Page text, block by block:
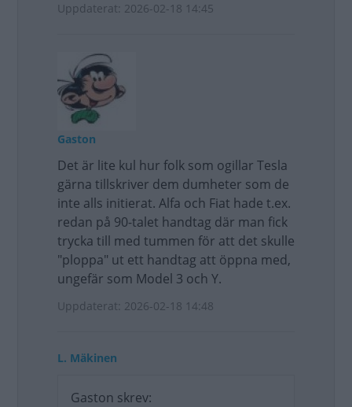
Uppdaterat: 2026-02-18 14:45
Gaston
Det är lite kul hur folk som ogillar Tesla
gärna tillskriver dem dumheter som de
inte alls initierat. Alfa och Fiat hade t.ex.
redan på 90-talet handtag där man fick
trycka till med tummen för att det skulle
"ploppa" ut ett handtag att öppna med,
ungefär som Model 3 och Y.
Uppdaterat: 2026-02-18 14:48
L. Mäkinen
Gaston skrev: